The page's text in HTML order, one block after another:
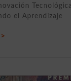
el Aprendizaje